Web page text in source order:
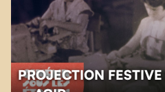
PROJECTION